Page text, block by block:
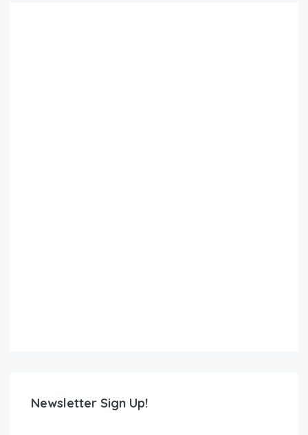
Newsletter Sign Up!